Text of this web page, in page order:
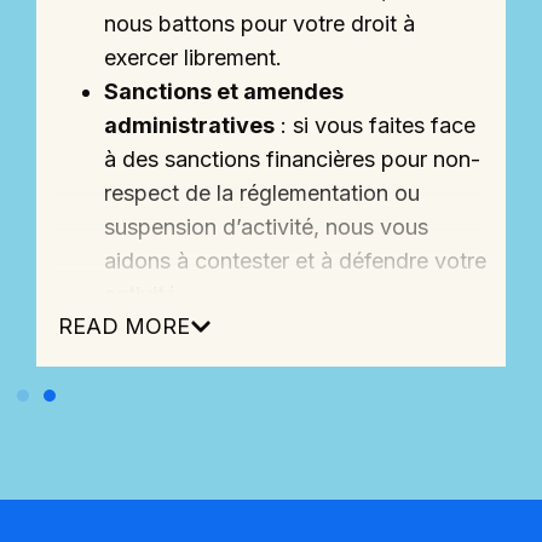
nous battons pour votre droit à
exercer librement.
Sanctions et amendes
administratives : si vous faites face
à des sanctions financières pour non-
respect de la réglementation ou
suspension d’activité, nous vous
aidons à contester et à défendre votre
Responsabilité administrative
décisions administratives ont
l’indemnisation de ces préjudices.
READ MORE